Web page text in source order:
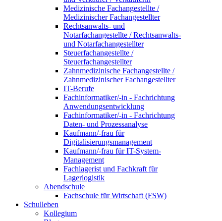
Medizinische Fachangestellte /
Medizinischer Fachangestellter
Rechtsanwalts- und
Notarfachangestellte / Rechtsanwalts-
und Notarfachangestellter
Steuerfachangestellte /
Steuerfachangestellter
Zahnmedizinische Fachangestellte /
Zahnmedizinischer Fachangestellter
IT-Berufe
Fachinformatiker/-in - Fachrichtung
Anwendungsentwicklung
Fachinformatiker/-in - Fachrichtung
Daten- und Prozessanalyse
Kaufmann/-frau für
Digitalisierungsmanagement
Kaufmann/-frau für IT-System-
Management
Fachlagerist und Fachkraft für
Lagerlogistik
Abendschule
Fachschule für Wirtschaft (FSW)
Schulleben
Kollegium